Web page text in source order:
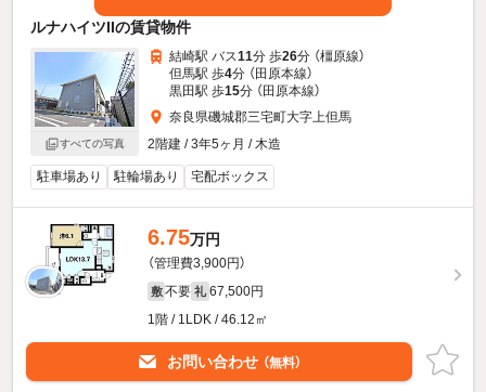
ルナハイツIIの賃貸物件
すべての写真
結崎駅 バス11分 歩26分 （橿原線）
但馬駅 歩4分 （田原本線）
黒田駅 歩15分 （田原本線）
奈良県磯城郡三宅町大字上但馬
2階建 / 3年5ヶ月 / 木造
駐車場あり 駐輪場あり 宅配ボックス
6.75万円
（管理費3,900円）
敷 不要 礼 67,500円
1階 / 1LDK / 46.12㎡
お問い合わせ （無料）